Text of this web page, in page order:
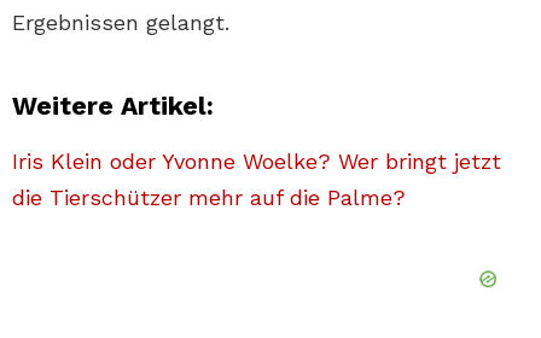
Ergebnissen gelangt.
Weitere Artikel:
Iris Klein oder Yvonne Woelke? Wer bringt jetzt
die Tierschützer mehr auf die Palme?